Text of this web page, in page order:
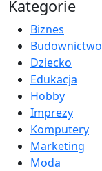
Kategorie
Biznes
Budownictwo
Dziecko
Edukacja
Hobby
Imprezy
Komputery
Marketing
Moda